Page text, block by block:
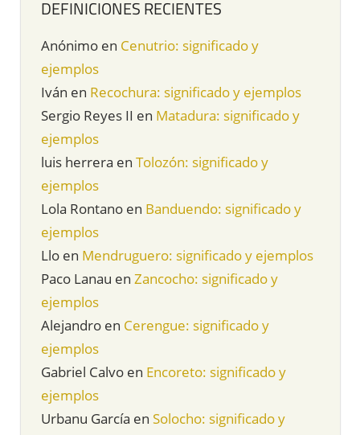
DEFINICIONES RECIENTES
Anónimo en Cenutrio: significado y
ejemplos
Iván en Recochura: significado y ejemplos
Sergio Reyes II en Matadura: significado y
ejemplos
luis herrera en Tolozón: significado y
ejemplos
Lola Rontano en Banduendo: significado y
ejemplos
Llo en Mendruguero: significado y ejemplos
Paco Lanau en Zancocho: significado y
ejemplos
Alejandro en Cerengue: significado y
ejemplos
Gabriel Calvo en Encoreto: significado y
ejemplos
Urbanu García en Solocho: significado y